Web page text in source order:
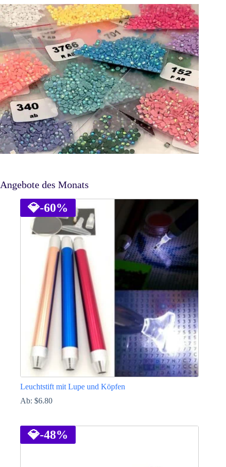
Angebote des Monats
💎-60%
Leuchtstift mit Lupe und Köpfen
Ab: $6.80
Produkt
weist
mehrere
💎-48%